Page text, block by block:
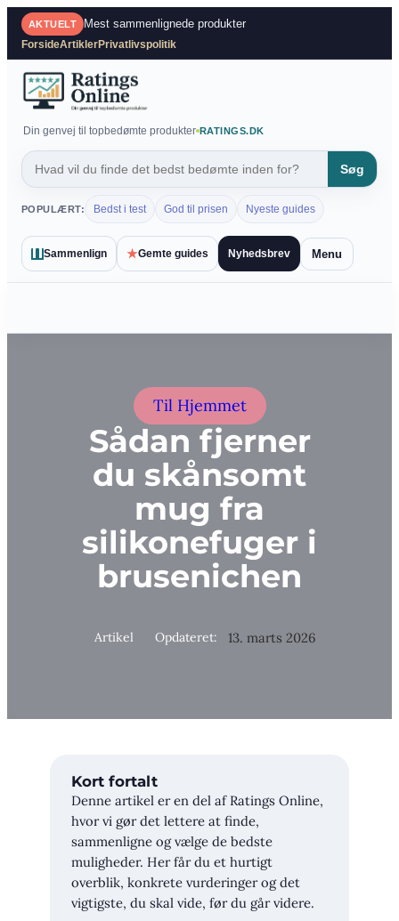
Spring
indhold
AKTUELT Mest sammenlignede produkter
ForsideArtiklerPrivatlivspolitik
Din genvej til topbedømte produkter RATINGS.DK
Søg
POPULÆRT: Bedst i test God til prisen Nyeste guides
Sammenlign ★Gemte guides Nyhedsbrev Menu
Til Hjemmet
Sådan fjerner
du skånsomt
mug fra
silikonefuger i
brusenichen
Artikel Opdateret: 13. marts 2026
Kort fortalt
Denne artikel er en del af Ratings Online,
hvor vi gør det lettere at finde,
sammenligne og vælge de bedste
muligheder. Her får du et hurtigt
overblik, konkrete vurderinger og det
vigtigste, du skal vide, før du går videre.